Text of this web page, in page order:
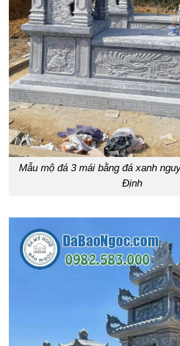
Mẫu mộ đá 3 mái bằng đá xanh
Định